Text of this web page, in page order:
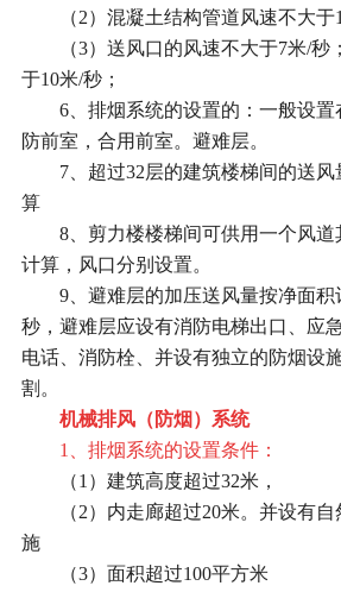
（2）混凝土结构管道风速不大于
（3）送风口的风速不大于7米/秒
于10米/秒；
6、排烟系统的设置的：一般设置
防前室，合用前室。避难层。
7、超过32层的建筑楼梯间的送风
算
8、剪力楼楼梯间可供用一个风道
计算，风口分别设置。
9、避难层的加压送风量按净面积
秒，避难层应设有消防电梯出口、应
电话、消防栓、并设有独立的防烟设
割。
机械排风（防烟）系统
1、排烟系统的设置条件：
（1）建筑高度超过32米，
（2）内走廊超过20米。并设有自
施
（3）面积超过100平方米